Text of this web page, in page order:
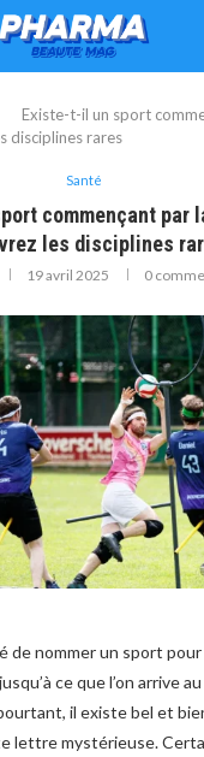
Existe-t-il un sport
disciplines rares
Santé
commençant par
les disciplines
19 avril 2025 0
de nommer un sport
ce que l’on arrive au
il existe bel et
lettre mystérieuse.